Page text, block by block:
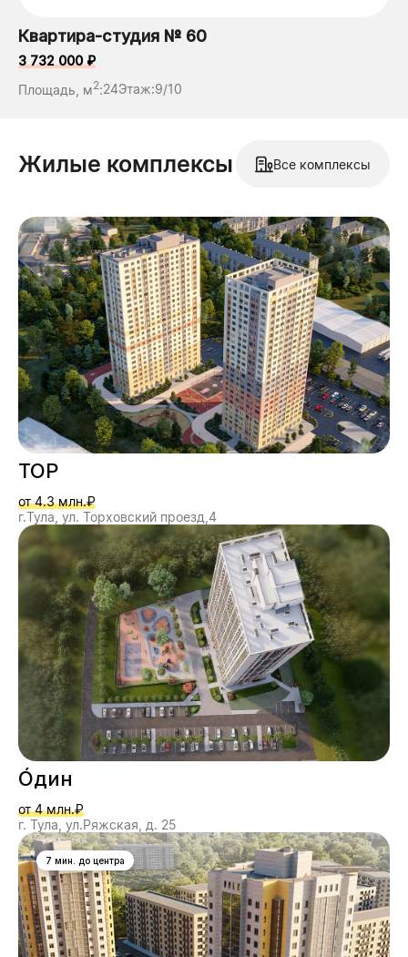
Квартира-студия № 60
3 732 000 ₽
Площадь, м2:24Этаж:9/10
Жилые комплексы Все комплексы
ТОР
от 4.3 млн.₽
г.Тула, ул. Торховский проезд,4
О́дин
от 4 млн.₽
г. Тула, ул.Ряжская, д. 25
7 мин. до центра